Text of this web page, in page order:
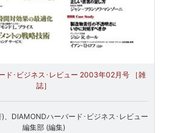
ド･ビジネス･レビュー 2003年02月号 ［雑
誌］
、DIAMONDハーバード･ビジネス･レビュー
編集部 (編集)